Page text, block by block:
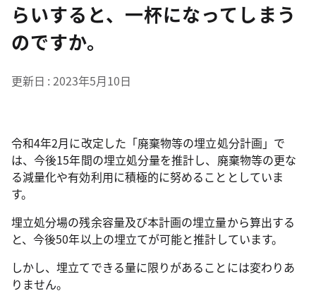
らいすると、一杯になってしまう
のですか。
更新日 2023年5月10日
令和4年2月に改定した「廃棄物等の埋立処分計画」で
は、今後15年間の埋立処分量を推計し、廃棄物等の更な
る減量化や有効利用に積極的に努めることとしていま
す。
埋立処分場の残余容量及び本計画の埋立量から算出する
と、今後50年以上の埋立てが可能と推計しています。
しかし、埋立てできる量に限りがあることには変わりあ
りません。